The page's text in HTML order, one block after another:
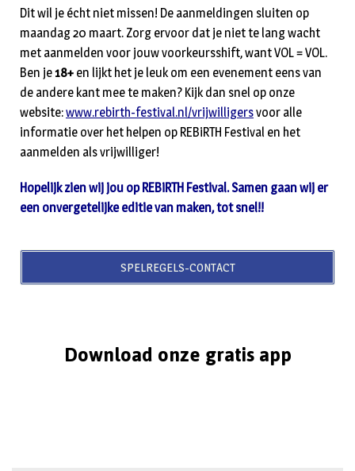
Dit wil je écht niet missen! De aanmeldingen sluiten op
maandag 20 maart. Zorg ervoor dat je niet te lang wacht
met aanmelden voor jouw voorkeursshift, want VOL = VOL.
Ben je18+ en lijkt het je leuk om een evenement eens van
de andere kant mee te maken? Kijk dan snel op onze
website:www.rebirth-festival.nl/vrijwilligersvoor alle
informatie over het helpen op REBiRTH Festival en het
aanmelden als vrijwilliger!
Hopelijk zien wij jou op REBiRTH Festival. Samen gaan wij er
een onvergetelijke editie van maken, tot snel!!
SPELREGELS-CONTACT
Download onze gratis app